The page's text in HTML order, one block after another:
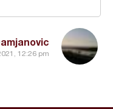
12:26 pm